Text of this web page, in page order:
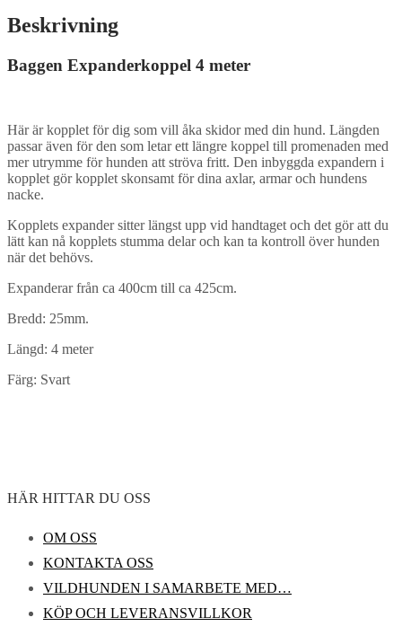
Beskrivning
Baggen Expanderkoppel 4 meter
Här är kopplet för dig som vill åka skidor med din hund. Längden
passar även för den som letar ett längre koppel till promenaden med
mer utrymme för hunden att ströva fritt. Den inbyggda expandern i
kopplet gör kopplet skonsamt för dina axlar, armar och hundens
nacke.
Kopplets expander sitter längst upp vid handtaget och det gör att du
lätt kan nå kopplets stumma delar och kan ta kontroll över hunden
när det behövs.
Expanderar från ca 400cm till ca 425cm.
Bredd: 25mm.
Längd: 4 meter
Färg: Svart
HÄR HITTAR DU OSS
OM OSS
KONTAKTA OSS
VILDHUNDEN I SAMARBETE MED…
KÖP OCH LEVERANSVILLKOR